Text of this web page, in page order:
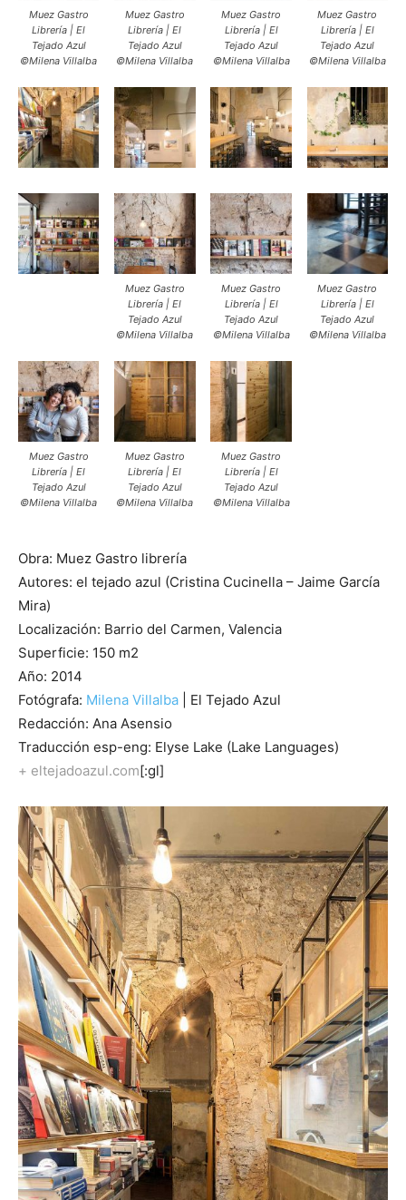
Muez Gastro
Librería | El
Tejado Azul
©Milena Villalba
Muez Gastro
Librería | El
Tejado Azul
©Milena Villalba
Muez Gastro
Librería | El
Tejado Azul
©Milena Villalba
Muez Gastro
Librería | El
Tejado Azul
©Milena Villalba
Muez Gastro
Librería | El
Tejado Azul
©Milena Villalba
Muez Gastro
Librería | El
Tejado Azul
©Milena Villalba
Muez Gastro
Librería | El
Tejado Azul
©Milena Villalba
Muez Gastro
Librería | El
Tejado Azul
©Milena Villalba
Muez Gastro
Librería | El
Tejado Azul
©Milena Villalba
Muez Gastro
Librería | El
Tejado Azul
©Milena Villalba
Obra: Muez Gastro librería
Autores: el tejado azul (Cristina Cucinella – Jaime García
Mira)
Localización: Barrio del Carmen, Valencia
Superficie: 150 m2
Año: 2014
Fotógrafa: Milena Villalba
| El Tejado Azul
Redacción: Ana Asensio
Traducción esp-eng: Elyse Lake (Lake Languages)
+ eltejadoazul.com[:gl]